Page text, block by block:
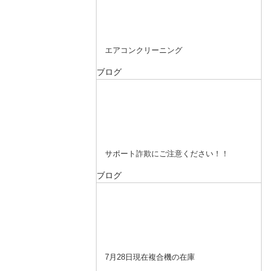
エアコンクリーニング
ブログ
サポート詐欺にご注意ください！！
ブログ
7月28日現在複合機の在庫